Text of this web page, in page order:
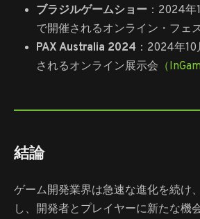
ブラジルゲームショー ：2024年
で開催されるオンライン・フェ
PAX Australia 2024 ：2024年
されるオンライン展示会 （
結論
ゲーム開発業界は急速な進化を続け
し、開発者とプレイヤーに新たな機